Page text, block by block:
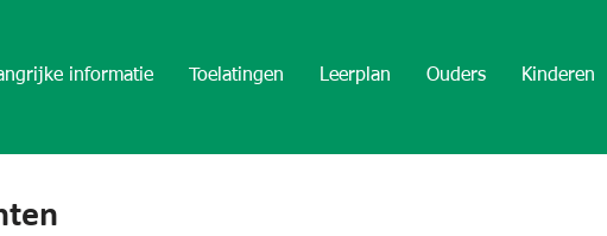
informatie Toelatingen Leerplan Ouders Kinderen